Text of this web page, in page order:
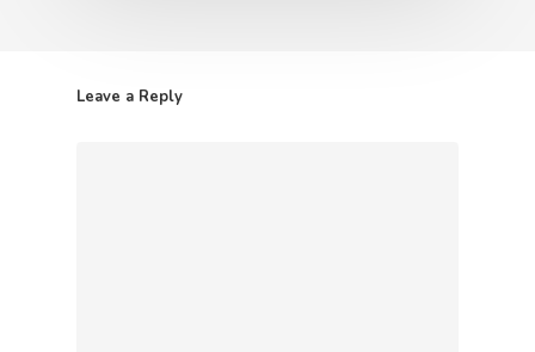
Leave a Reply